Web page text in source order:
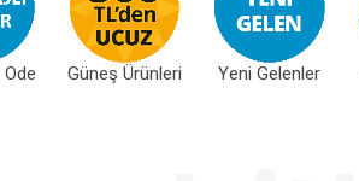
Güneş Ürünleri Yeni Gelenler